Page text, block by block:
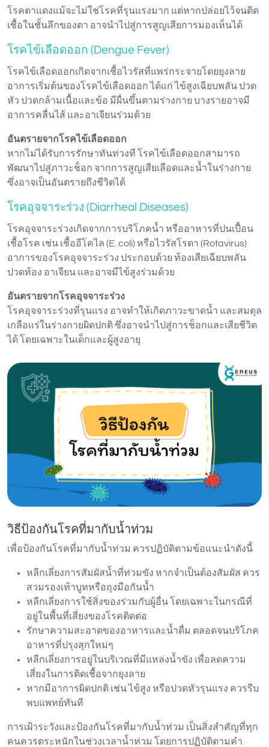
โรคตาแดงแม้จะไม่ใช่โรคที่รุนแรงมาก แต่หากปล่อยไว้จนติด
เชื้อในชั้นลึกของตา อาจนำไปสู่การสูญเสียการมองเห็นได้
โรคไข้เลือดออก (Dengue Fever)
โรคไข้เลือดออกเกิดจากเชื้อไวรัสที่แพร่กระจายโดยยุงลาย
อาการเริ่มต้นของโรคไข้เลือดออก ได้แก่ ไข้สูงเฉียบพลัน ปวด
หัว ปวดกล้ามเนื้อและข้อ มีผื่นขึ้นตามร่างกาย บางรายอาจมี
อาการคลื่นไส้ และอาเจียนร่วมด้วย
อันตรายจากโรคไข้เลือดออก
หากไม่ได้รับการรักษาทันท่วงที โรคไข้เลือดออกสามารถ
พัฒนาไปสู่ภาวะช็อก จากการสูญเสียเลือดและน้ำในร่างกาย
ซึ่งอาจเป็นอันตรายถึงชีวิตได้
โรคอุจจาระร่วง (Diarrheal Diseases)
โรคอุจจาระร่วงเกิดจากการบริโภคน้ำ หรืออาหารที่ปนเปื้อน
เชื้อโรค เช่น เชื้ออีโคไล (E. coli) หรือไวรัสโรตา (Rotavirus)
อาการของโรคอุจจาระร่วง ประกอบด้วย ท้องเสียเฉียบพลัน
ปวดท้อง อาเจียน และอาจมีไข้สูงร่วมด้วย
อันตรายจากโรคอุจจาระร่วง
โรคอุจจาระร่วงที่รุนแรง อาจทำให้เกิดภาวะขาดน้ำ และสมดุล
เกลือแร่ในร่างกายผิดปกติ ซึ่งอาจนำไปสู่การช็อกและเสียชีวิต
ได้ โดยเฉพาะในเด็กและผู้สูงอายุ
วิธีป้องกันโรคที่มากับน้ำท่วม
เพื่อป้องกันโรคที่มากับน้ำท่วม ควรปฏิบัติตามข้อแนะนำดังนี้
หลีกเลี่ยงการสัมผัสน้ำที่ท่วมขัง หากจำเป็นต้องสัมผัส ควร
สวมรองเท้าบูทหรือถุงมือกันน้ำ
หลีกเลี่ยงการใช้สิ่งของร่วมกับผู้อื่น โดยเฉพาะในกรณีที่
อยู่ในพื้นที่เสี่ยงของโรคติดต่อ
รักษาความสะอาดของอาหารและน้ำดื่ม ตลอดจนบริโภค
อาหารที่ปรุงสุกใหม่ๆ
หลีกเลี่ยงการอยู่ในบริเวณที่มีแหล่งน้ำขัง เพื่อลดความ
เสี่ยงในการติดเชื้อจากยุงลาย
หากมีอาการผิดปกติ เช่น ไข้สูง หรือปวดหัวรุนแรง ควรรีบ
พบแพทย์ทันที
การเฝ้าระวังและป้องกันโรคที่มากับน้ำท่วม เป็นสิ่งสำคัญที่ทุก
คนควรตระหนักในช่วงเวลาน้ำท่วม โดยการปฏิบัติตามคำ